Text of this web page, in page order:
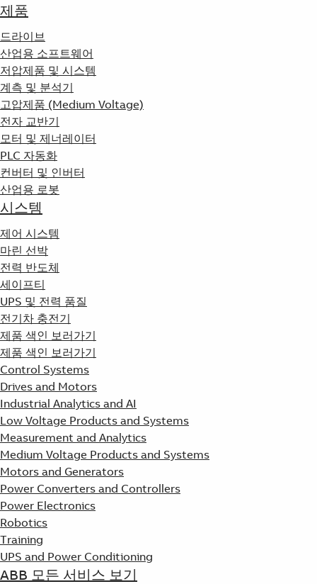
제품
드라이브
산업용 소프트웨어
저압제품 및 시스템
계측 및 분석기
고압제품 (Medium Voltage)
전자 교반기
모터 및 제너레이터
PLC 자동화
컨버터 및 인버터
산업용 로봇
시스템
제어 시스템
마린 선박
전력 반도체
세이프티
UPS 및 전력 품질
전기차 충전기
제품 색인 보러가기
제품 색인 보러가기
Control Systems
Drives and Motors
Industrial Analytics and AI
Low Voltage Products and Systems
Measurement and Analytics
Medium Voltage Products and Systems
Motors and Generators
Power Converters and Controllers
Power Electronics
Robotics
Training
UPS and Power Conditioning
ABB 모든 서비스 보기